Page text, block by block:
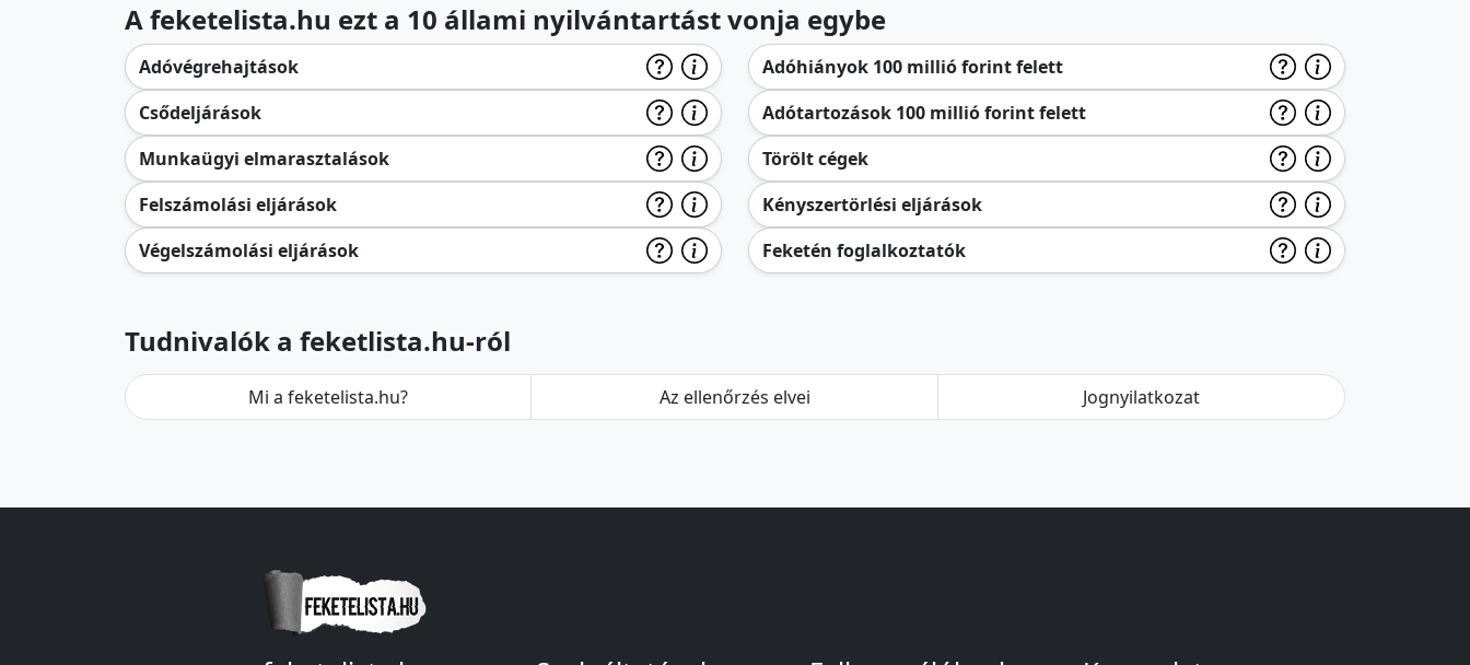
A feketelista.hu ezt a 10 állami nyilvántartást vonja egybe
Adóvégrehajtások
Csődeljárások
Munkaügyi elmarasztalások
Felszámolási eljárások
Végelszámolási eljárások
Adóhiányok 100 millió forint felett
Adótartozások 100 millió forint felett
Törölt cégek
Kényszertörlési eljárások
Feketén foglalkoztatók
Tudnivalók a feketlista.hu-ról
Mi a feketelista.hu? Az ellenőrzés elvei Jognyilatkozat